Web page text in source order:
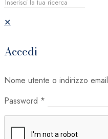
✕
Accedi
Nome utente o indirizzo email
Password *